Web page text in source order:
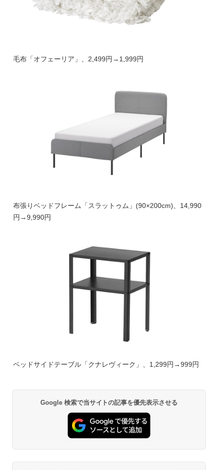
毛布「オフェーリア」、2,499円→1,999円
布張りベッドフレーム「スラットゥム」(90×200cm)、14,990
円→9,990円
ベッドサイドテーブル「クナレヴィーク」、1,299円→999円
Google 検索で当サイトの記事を優先表示させる